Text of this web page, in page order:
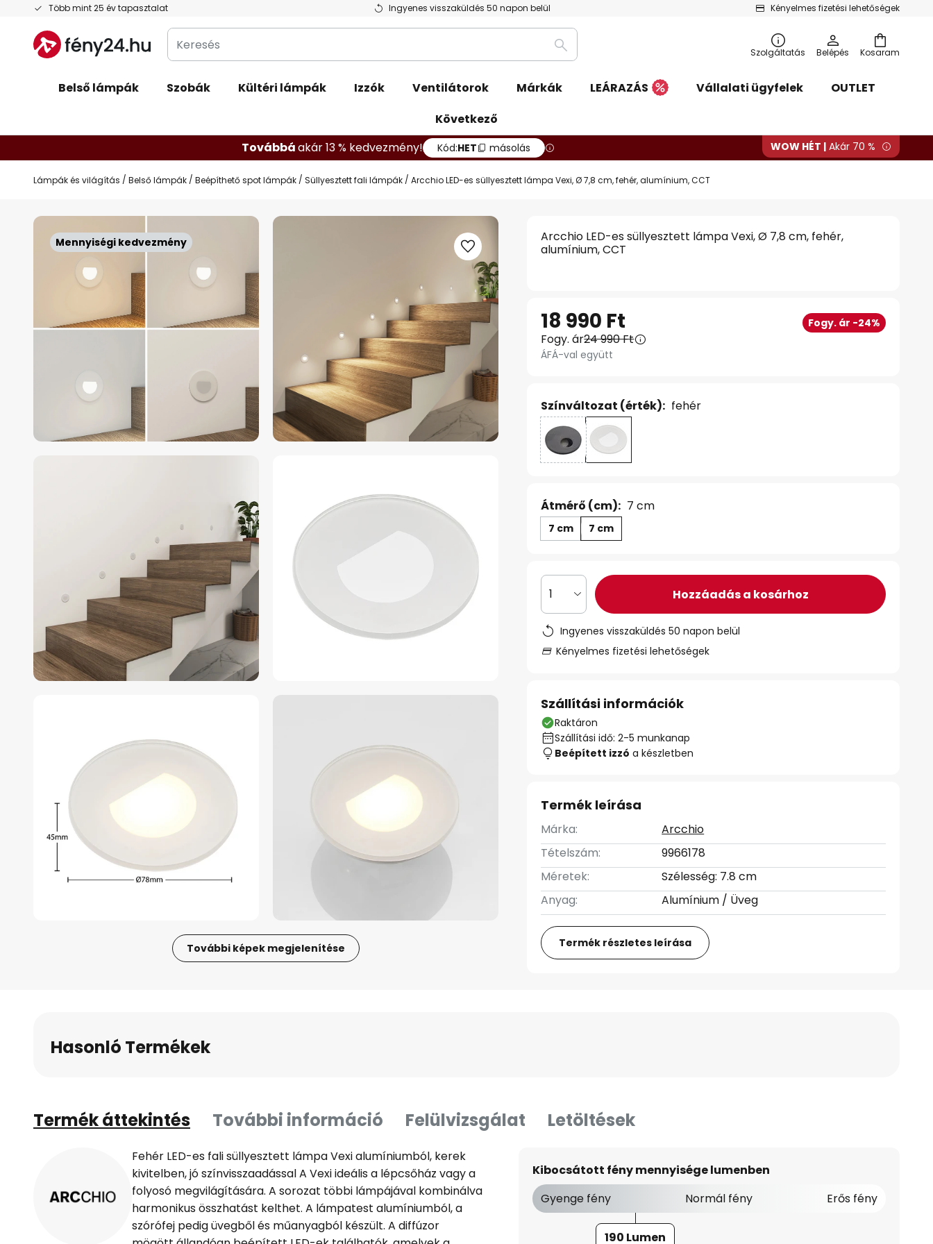
Több mint 25 év tapasztalat Ingyenes visszaküldés 50 napon belül Kényelmes fizetési lehetőségek
Ugrás
tartalomhoz
Kosaram
Keresés
Keresés
Szolgáltatás Belépés
Belső lámpák Szobák Kültéri lámpák Izzók Ventilátorok Márkák LEÁRAZÁS Vállalati ügyfelek
OUTLET
Következő
Továbbáakár 13 % kedvezmény! Kód:HET másolás WOW HÉT | Akár 70 %
Lámpák és világítás Belső lámpák Beépíthető spot lámpák Süllyesztett fali lámpák Arcchio LED-es süllyesztett lámpa Vexi, Ø 7,8 cm, fehér, alumínium, CCT
Mennyiségi kedvezmény
Ugrás
További képek megjelenítése
Arcchio LED-es süllyesztett lámpa Vexi, Ø 7,8 cm, fehér,
alumínium, CCT
18 990 Ft Fogy. ár -24%
Fogy. ár24 990 Ft
ÁFÁ-val együtt
Színváltozat (érték): fehér
Átmérő (cm): 7 cm
7 cm 7 cm
1 Hozzáadás a kosárhoz
Ingyenes visszaküldés 50 napon belül
Kényelmes fizetési lehetőségek
Szállítási információk
Raktáron
Szállítási idő: 2-5 munkanap
Beépített izzó a készletben
Termék leírása
Márka:
Arcchio
Tételszám:
9966178
Méretek:
Szélesség: 7.8 cm
Anyag:
Alumínium / Üveg
Termék részletes leírása
Hasonló Termékek
Termék áttekintés További információ Felülvizsgálat Letöltések
Fehér LED-es fali süllyesztett lámpa Vexi alumíniumból, kerek
kivitelben, jó színvisszaadással A Vexi ideális a lépcsőház vagy a
folyosó megvilágítására. A sorozat többi lámpájával kombinálva
harmonikus összhatást kelthet. A lámpatest alumíniumból, a
szórófej pedig üvegből és műanyagból készült. A diffúzor
Kibocsátott fény mennyisége lumenben
Gyenge fény
Normál fény Erős fény
190 Lumen